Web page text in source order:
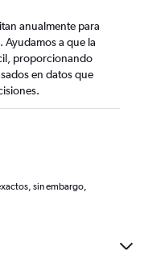
anualmente para
Ayudamos a que la
proporcionando
en datos que
sin embargo,